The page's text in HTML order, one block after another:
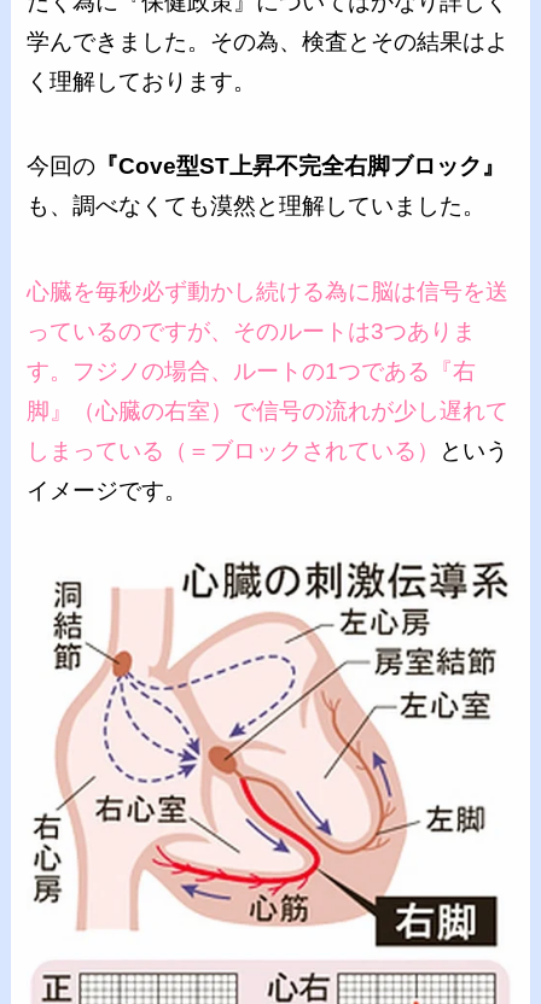
学んできました。その為、検査とその結果はよ
く理解しております。
今回の 『Cove型ST上昇不完全右脚ブロック』
も、調べなくても漠然と理解していました。
心臓を毎秒必ず動かし続ける為に脳は信号を送
っているのですが、そのルートは3つありま
す。フジノの場合、ルートの1つである『右
脚』（心臓の右室）で信号の流れが少し遅れて
しまっている（＝ブロックされている）
という
イメージです。